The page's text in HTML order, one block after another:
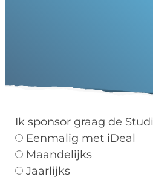
Ik sponsor graag de
Eenmalig met iDeal
Maandelijks
Jaarlijks